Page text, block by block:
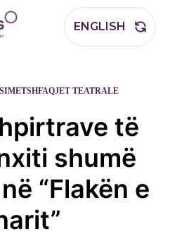
ENGLISH
SHFAQJET TEATRALE
të
shumë
“Flakën e